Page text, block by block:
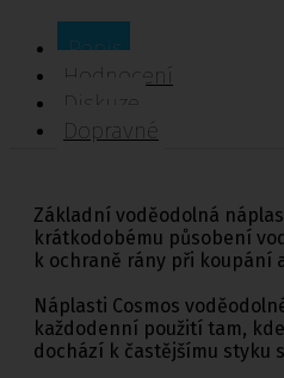
Popis
Hodnocení
Diskuze
Dopravné
Základní voděodolná
krátkodobému působení
k ochraně rány při koupání
Náplasti Cosmos
každodenní použití tam,
dochází k častějšímu styku